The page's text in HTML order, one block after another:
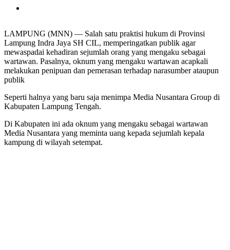
LAMPUNG (MNN) — Salah satu praktisi hukum di Provinsi
Lampung Indra Jaya SH CIL, memperingatkan publik agar
mewaspadai kehadiran sejumlah orang yang mengaku sebagai
wartawan. Pasalnya, oknum yang mengaku wartawan acapkali
melakukan penipuan dan pemerasan terhadap narasumber ataupun
publik
Seperti halnya yang baru saja menimpa Media Nusantara Group di
Kabupaten Lampung Tengah.
Di Kabupaten ini ada oknum yang mengaku sebagai wartawan
Media Nusantara yang meminta uang kepada sejumlah kepala
kampung di wilayah setempat.